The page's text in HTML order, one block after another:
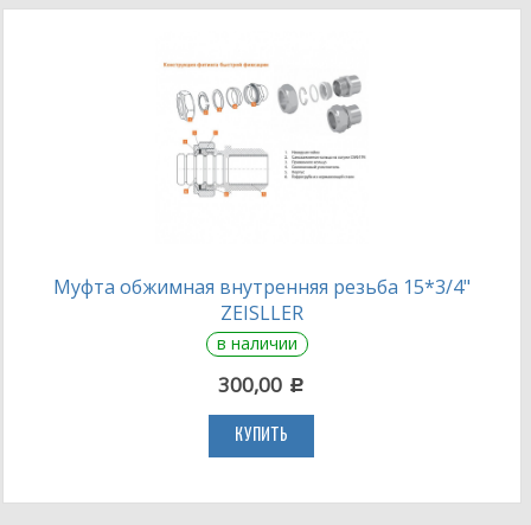
Муфта обжимная внутренняя резьба 15*3/4"
ZEISLLER
в наличии
300,00 c
КУПИТЬ